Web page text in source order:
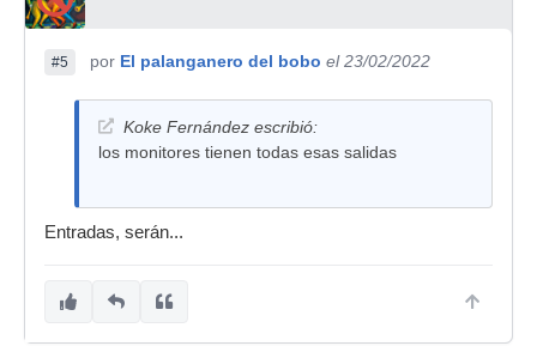
#5 por El palanganero del bobo el 23/02/2022
Koke Fernández escribió:
los monitores tienen todas esas salidas
Entradas, serán...